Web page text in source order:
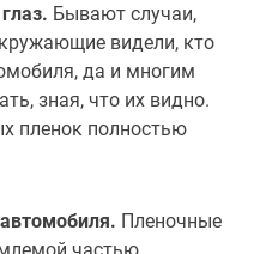
Бывают случаи,
видели, кто
да и многим
зная, что их видно.
пленок полностью
Пленочные